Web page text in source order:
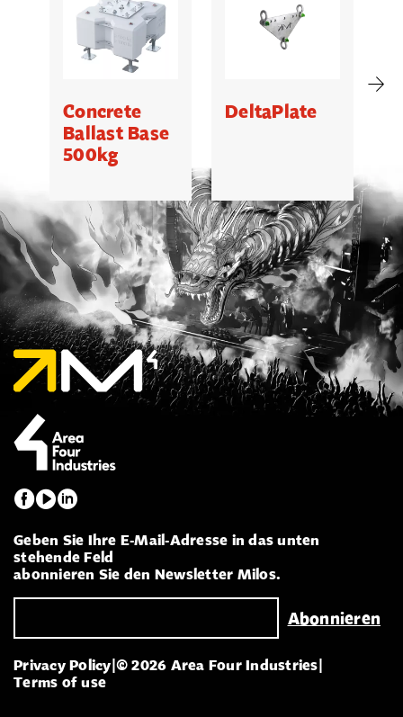
Concrete
Ballast Base
500kg
DeltaPlate
Geben Sie Ihre E-Mail-Adresse in das unten
stehende Feld
abonnieren Sie den Newsletter Milos.
Privacy Policy|© 2026 Area Four Industries|
Terms of use